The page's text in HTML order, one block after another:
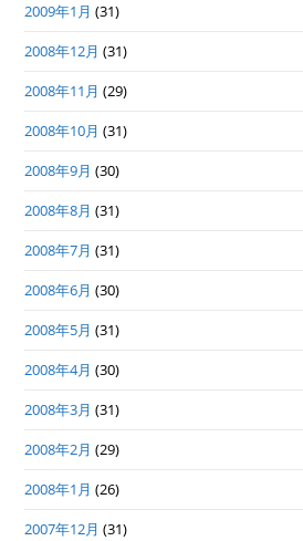
2009年1月 (31)
2008年12月 (31)
2008年11月 (29)
2008年10月 (31)
2008年9月 (30)
2008年8月 (31)
2008年7月 (31)
2008年6月 (30)
2008年5月 (31)
2008年4月 (30)
2008年3月 (31)
2008年2月 (29)
2008年1月 (26)
2007年12月 (31)